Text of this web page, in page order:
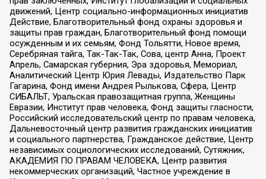
движений, Центр социально-информационных инициатив
Действие, Благотворительный фонд охраны здоровья и
защиты прав граждан, Благотворительный фонд помощи
осужденным и их семьям, Фонд Тольятти, Новое время,
Серебряная тайга, Так-Так-Так, Сова, центр Анна, Проект
Апрель, Самарская губерния, Эра здоровья, Мемориал,
Аналитический Центр Юрия Левады, Издательство Парк
Гагарина, Фонд имени Андрея Рылькова, Сфера, Центр
СИБАЛЬТ, Уральская правозащитная группа, Женщины
Евразии, Институт прав человека, Фонд защиты гласности,
Российский исследовательский центр по правам человека,
Дальневосточный центр развития гражданских инициатив
и социального партнерства, Гражданское действие, Центр
независимых социологических исследований, Сутяжник,
АКАДЕМИЯ ПО ПРАВАМ ЧЕЛОВЕКА, Центр развития
некоммерческих организаций, Частное учреждение в